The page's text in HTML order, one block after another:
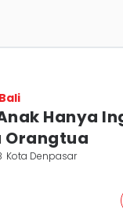
Bali
Hanya
Orangtua
Kota Denpasar